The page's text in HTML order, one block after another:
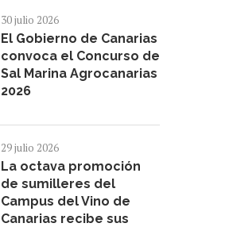
30 julio 2026
El Gobierno de Canarias
convoca el Concurso de
Sal Marina Agrocanarias
2026
29 julio 2026
La octava promoción
de sumilleres del
Campus del Vino de
Canarias recibe sus